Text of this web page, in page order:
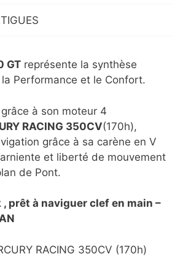
GT représente la synthèse
Performance et le Confort.
à son moteur 4
RACING 350CV(170h),
grâce à sa carène en V
et liberté de mouvement
de Pont.
, prêt à naviguer clef en main –
RACING 350CV (170h)